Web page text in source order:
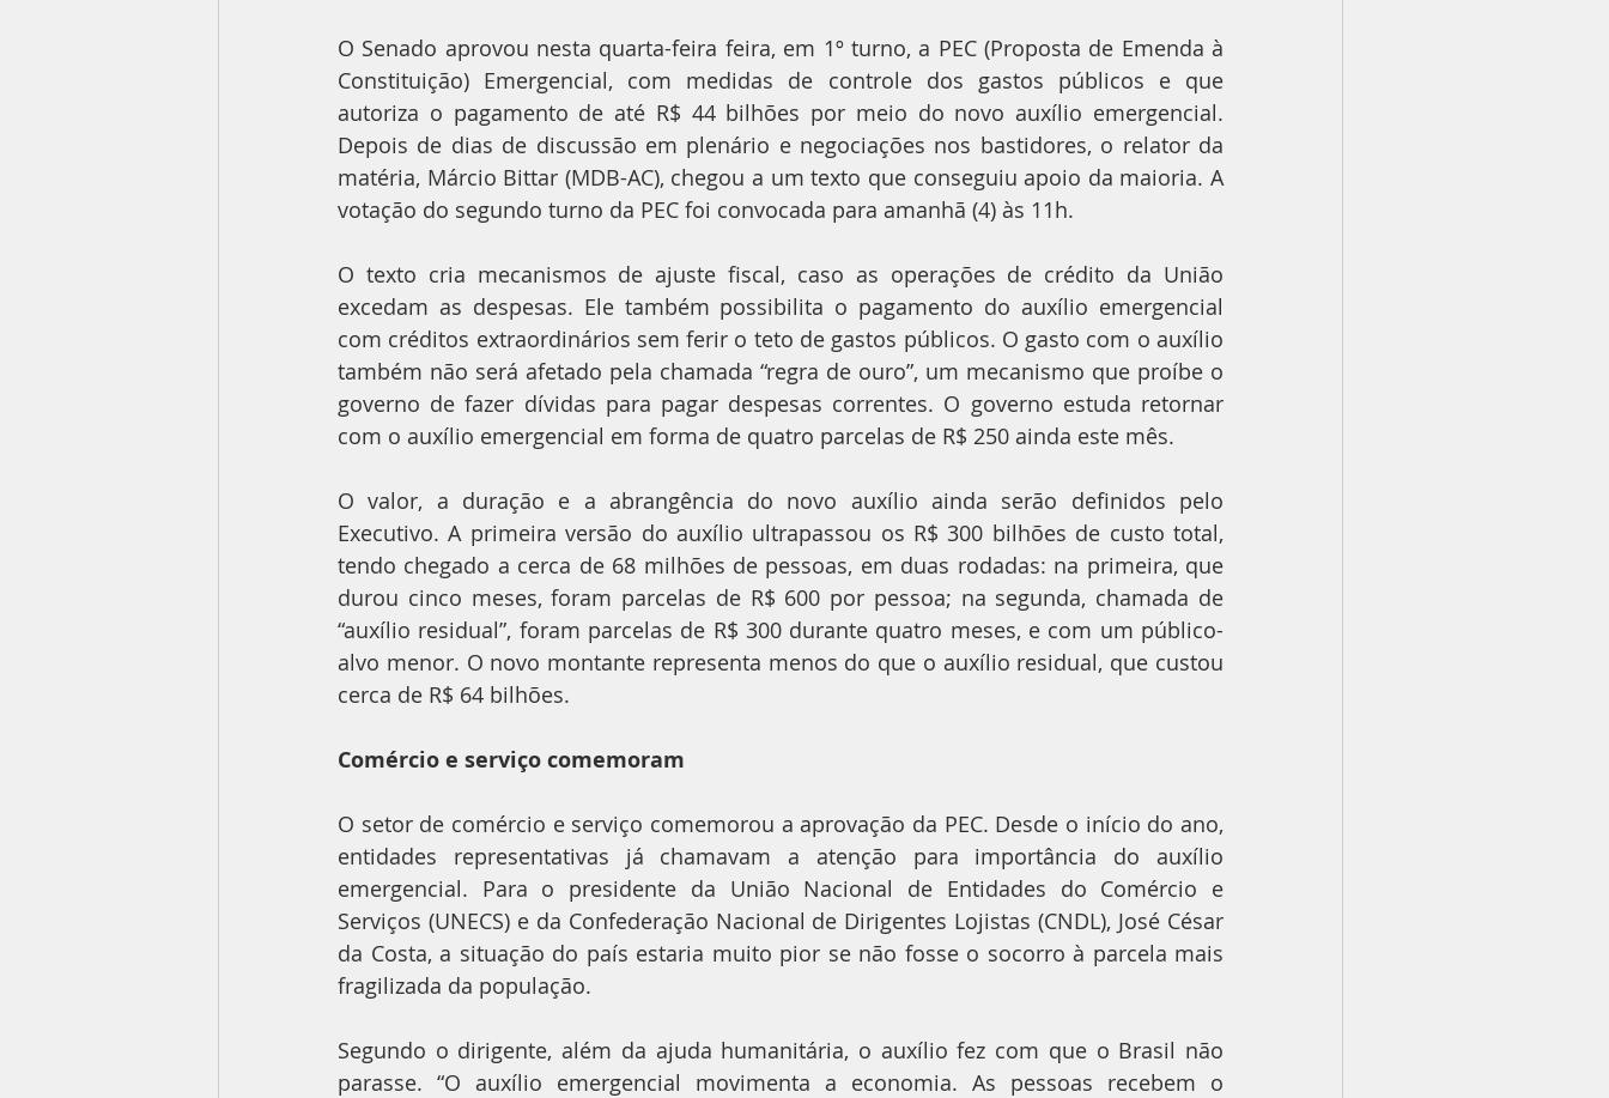
O Senado aprovou nesta quarta-feira feira, em 1º turno, a PEC (Proposta de Emenda à
Constituição) Emergencial, com medidas de controle dos gastos públicos e que
autoriza o pagamento de até R$ 44 bilhões por meio do novo auxílio emergencial.
Depois de dias de discussão em plenário e negociações nos bastidores, o relator da
matéria, Márcio Bittar (MDB-AC), chegou a um texto que conseguiu apoio da maioria. A
votação do segundo turno da PEC foi convocada para amanhã (4) às 11h.
O texto cria mecanismos de ajuste fiscal, caso as operações de crédito da União
excedam as despesas. Ele também possibilita o pagamento do auxílio emergencial
com créditos extraordinários sem ferir o teto de gastos públicos. O gasto com o auxílio
também não será afetado pela chamada “regra de ouro”, um mecanismo que proíbe o
governo de fazer dívidas para pagar despesas correntes. O governo estuda retornar
com o auxílio emergencial em forma de quatro parcelas de R$ 250 ainda este mês.
O valor, a duração e a abrangência do novo auxílio ainda serão definidos pelo
Executivo. A primeira versão do auxílio ultrapassou os R$ 300 bilhões de custo total,
tendo chegado a cerca de 68 milhões de pessoas, em duas rodadas: na primeira, que
durou cinco meses, foram parcelas de R$ 600 por pessoa; na segunda, chamada de
“auxílio residual”, foram parcelas de R$ 300 durante quatro meses, e com um público-
alvo menor. O novo montante representa menos do que o auxílio residual, que custou
cerca de R$ 64 bilhões.
Comércio e serviço comemoram
O setor de comércio e serviço comemorou a aprovação da PEC. Desde o início do ano,
entidades representativas já chamavam a atenção para importância do auxílio
emergencial. Para o presidente da União Nacional de Entidades do Comércio e
Serviços (UNECS) e da Confederação Nacional de Dirigentes Lojistas (CNDL), José César
da Costa, a situação do país estaria muito pior se não fosse o socorro à parcela mais
fragilizada da população.
Segundo o dirigente, além da ajuda humanitária, o auxílio fez com que o Brasil não
parasse. “O auxílio emergencial movimenta a economia. As pessoas recebem o